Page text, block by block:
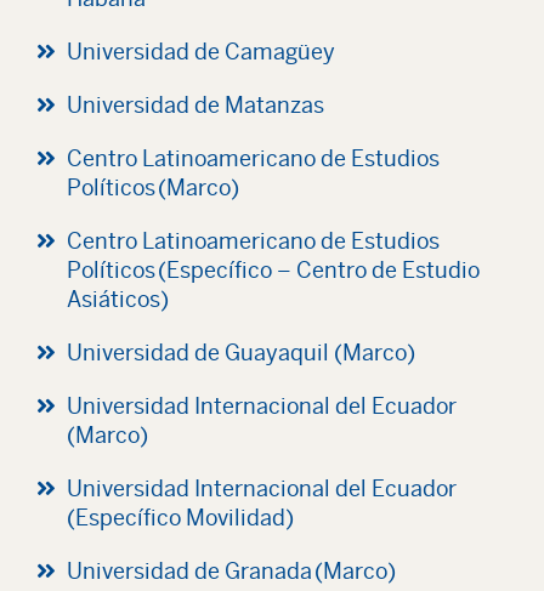
Universidad de Camagüey
Universidad de Matanzas
Centro Latinoamericano de Estudios
Políticos (Marco)
Centro Latinoamericano de Estudios
Políticos (Específico – Centro de Estudio
Asiáticos)
Universidad de Guayaquil (Marco)
Universidad Internacional del Ecuador
(Marco)
Universidad Internacional del Ecuador
(Específico Movilidad)
Universidad de Granada (Marco)